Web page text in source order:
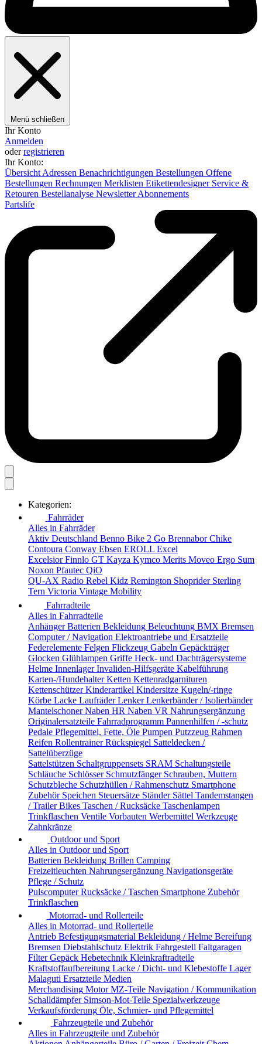
Menü schließen
Ihr Konto
Anmelden
oderregistrieren
Ihr Konto:
Übersicht Adressen Benachrichtigungen Bestellungen Offene
Bestellungen Rechnungen Merklisten Etikettendesigner Service &
Retouren Bestellanalyse NewsletterAbonnements
Partslife
Kategorien:
Fahrräder
Alles in Fahrräder
Aktiv Deutschland Benno Bike 2 Go Brennabor Chike
Contoura Conway Ebsen EROLL Excel
Excelsior Finnlo GT Kayza Kymco Merits Moveo Ergo Sum
Noxon Pfautec QiO
QU-AX Radio Rebel Kidz Remington Shoprider Sterling
Tern Victoria Vintage Mobility
Fahrradteile
Alles in Fahrradteile
Anhänger Batterien Bekleidung Beleuchtung BMX Bremsen
Computer / Navigation Elektroantriebe und Ersatzteile
Federelemente Felgen Flickzeug Gabeln Gepäckträger
Glocken Glühlampen Griffe Heck- und Dachträgersysteme
Helme Innenlager Invaliden-Hilfsgeräte Kabelführung
Karten-/Hundehalter Ketten Kettenradgarnituren
Kettenschützer Kinderartikel Kindersitze Kugeln/-ringe
Körbe Lacke Laufräder Lenker Lenkerbänder / Isolierbänder
Mantelschoner Naben HR Naben VR Nahrungsergänzung
Originalersatzteile Fahrradprogramm Pannenhilfen / -schutz
Pedale Pflegemittel, Fette, Öle Pumpen Putzzeug Rahmen
Reifen Rollentrainer Rückspiegel Satteldecken /
Sattelüberzüge
Sattelstützen Schaltgruppensets SRAM Schaltungsteile
Schläuche Schlösser Schmutzfänger Schrauben, Muttern
Schutzbleche Schutzhüllen / Rahmenschutz Smartphone
Zubehör Speichen Steuersätze Ständer Sättel Tandemstangen
/ Trailer Bikes Taschen / Rucksäcke Taschenlampen
Trinkflaschen Ventile Vorbauten Werbemittel Werkzeuge
Zahnkränze
Outdoor und Sport
Alles in Outdoor und Sport
Batterien Bekleidung Brillen Camping
Freizeitleuchten Nahrungsergänzung Navigationsgeräte
Pflege / Schutz
Pulscomputer Rucksäcke / Taschen Smartphone Zubehör
Trinkflaschen
Motorrad- und Rollerteile
Alles in Motorrad- und Rollerteile
Antrieb Befestigungsmaterial Bekleidung / Helme Bereifung
Bremsen Diebstahlschutz Elektrik Fahrgestell Faltgaragen
Filter Gepäck Hebetechnik Kleinkraftradteile
Kraftstoffaufbereitung Lacke / Dicht- und Klebestoffe Lager
Malaguti Ersatzteile Medien
Merchandising Motor MZ-Teile Navigation / Kommunikation
Schalldämpfer Simson-Mot-Teile Spezialwerkzeuge
Verkaufsförderung Öle, Schmier- und Pflegemittel
Fahrzeugteile und Zubehör
Alles in Fahrzeugteile und Zubehör